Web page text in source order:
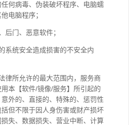
何病毒、伪装破坏程序、电脑蠕
电脑程序；
后门、恶意软件；
系统安全造成损害的不安全内
律所允许的最大范围内，服务商
本【软件/镜像/服务】所引起的
外的、直接的、特殊的、惩罚性
但不限于因人身伤害或财产损坏
失、数据损失、营业中断、计算